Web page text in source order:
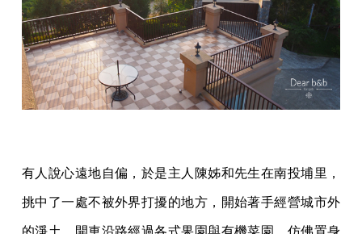
有人說心遠地自偏，於是主人陳姊和先生在南投埔里，
挑中了一處不被外界打擾的地方，開始著手經營城市外
的淨土，開車沿路經過各式果園與有機菜園，仿佛置身